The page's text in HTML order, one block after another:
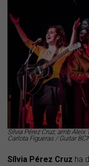
Sílvia Pérez Cruz, amb Aleix
Carlota Figueras / Guitar
Sílvia Pérez Cruz ha